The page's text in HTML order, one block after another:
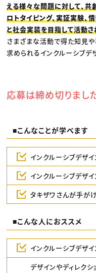
える様々な問題に対して、共
ロトタイピング、実証実験、
と社会実装を目指して活動さ
さまざまな活動で得た知見
求められるインクルーシブデ
応募は締め切りました
■こんなことが学べます
インクルーシブデザ
インクルーシブデザ
タキザワさんが手が
■こんな人におススメ
インクルーシブデザ
デザインやディレク